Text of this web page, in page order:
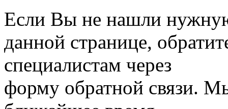
Если Вы не нашли
данной странице,
специалистам через
форму обратной связи.